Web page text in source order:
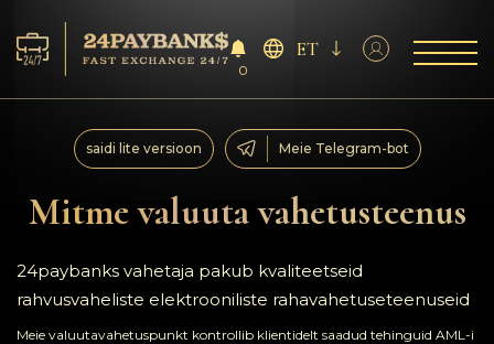
Teenus
Reservid
Partneritele
Tagasiside
0
ET
Mitme valuuta vahetusteenus
saidi lite versioon Meie Telegram-bot
24paybanks vahetaja pakub kvaliteetseid
rahvusvaheliste elektrooniliste rahavahetuseteenuseid
Meie valuutavahetuspunkt kontrollib klientidelt saadud tehinguid AML-i